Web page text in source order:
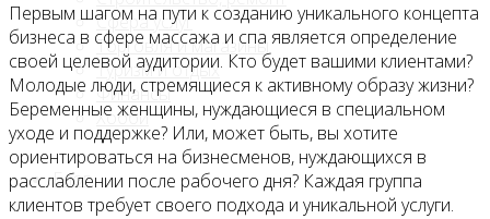
Сфера услуг
Торговля и магазины
Туризм и отдых
Финансы
Хобби
Блог
Первым шагом на пути к созданию уникального концепта
бизнеса в сфере массажа и спа является определение
своей целевой аудитории. Кто будет вашими клиентами?
Молодые люди, стремящиеся к активному образу жизни?
Беременные женщины, нуждающиеся в специальном
уходе и поддержке? Или, может быть, вы хотите
ориентироваться на бизнесменов, нуждающихся в
расслаблении после рабочего дня? Каждая группа
клиентов требует своего подхода и уникальной услуги.